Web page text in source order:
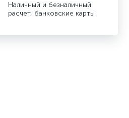
Наличный и безналичный
расчет, банковские карты